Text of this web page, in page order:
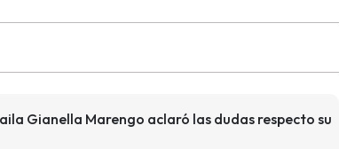
Gianella Marengo aclaró las dudas respecto su